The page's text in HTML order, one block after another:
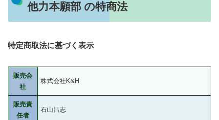
他力本願部 の特商法
特定商取法に基づく表示
販売会
社
株式会社K&H
販売責
任者
石山昌志